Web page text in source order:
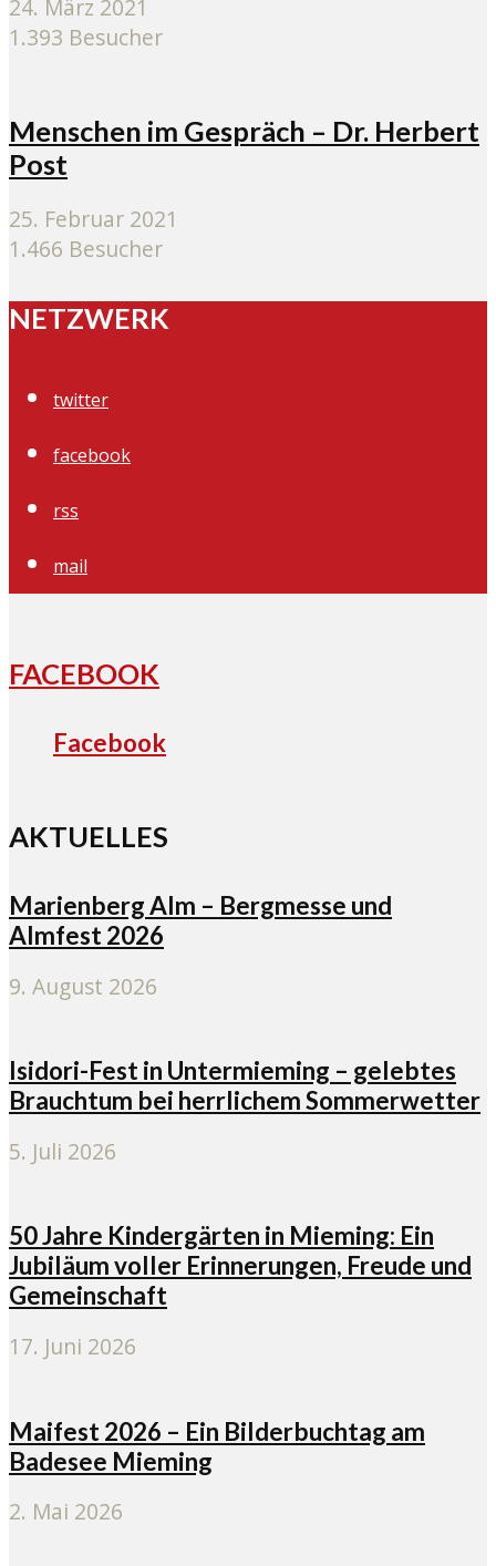
24. März 2021
1.393 Besucher
Menschen im Gespräch – Dr. Herbert
Post
25. Februar 2021
1.466 Besucher
NETZWERK
twitter
facebook
rss
mail
FACEBOOK
Facebook
AKTUELLES
Marienberg Alm – Bergmesse und
Almfest 2026
9. August 2026
Isidori-Fest in Untermieming – gelebtes
Brauchtum bei herrlichem Sommerwetter
5. Juli 2026
50 Jahre Kindergärten in Mieming: Ein
Jubiläum voller Erinnerungen, Freude und
Gemeinschaft
17. Juni 2026
Maifest 2026 – Ein Bilderbuchtag am
Badesee Mieming
2. Mai 2026